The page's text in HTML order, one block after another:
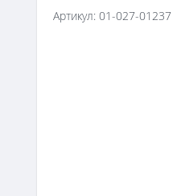
Артикул: 01-027-01237